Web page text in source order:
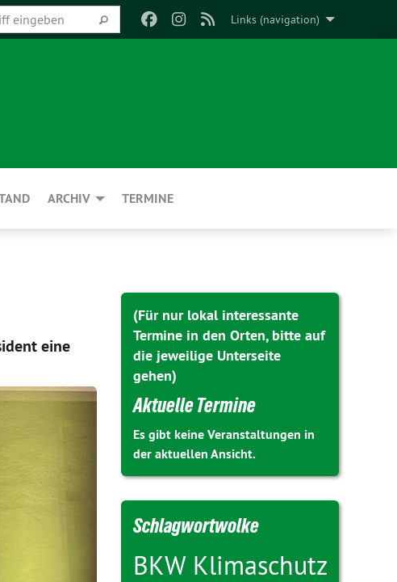
Links (navigation)
ARCHIV TERMINE
eine
(Für nur lokal interessante
Termine in den Orten, bitte auf
die jeweilige Unterseite
gehen)
Aktuelle Termine
Es gibt keine Veranstaltungen in
der aktuellen Ansicht.
Schlagwortwolke
BKW Klimaschutz